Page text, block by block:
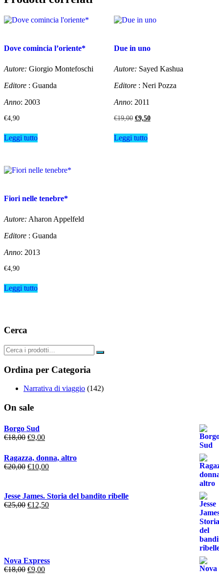
Dove comincia l’oriente*
Autore: Giorgio Montefoschi
Editore : Guanda
Anno: 2003
€4,90
Leggi tutto
Due in uno
Autore: Sayed Kashua
Editore: Neri Pozza
Anno: 2011
€19,00 Il
originale
era:
€9,50Il
Leggi tutto
Fiori nelle tenebre*
Autore: Aharon Appelfeld
Editore : Guanda
Anno: 2013
€4,90
Leggi tutto
Cerca
Ordina per Categoria
Narrativa di viaggio (142)
On sale
Borgo Sud
€18,00 Il
originale
era:
€18,00.
€9,00Il
è:
€9,00.
Ragazza, donna, altro
€20,00 Il
€20,00.
€10,00Il
è:
€10,00.
Jesse James. Storia del bandito ribelle
€25,00 Il
€12,50Il
Nova Express
€18,00 Il
€9,00Il